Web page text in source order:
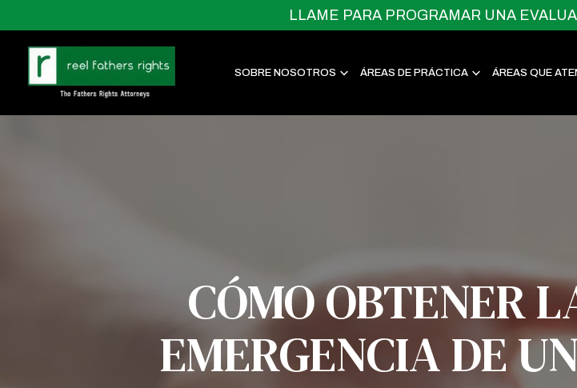
LLAME PARA PROGRAMAR UNA
SOBRE NOSOTROS ÁREAS DE PRÁCTICA ÁREAS QUE
CÓMO OBTENER
EMERGENCIA DE